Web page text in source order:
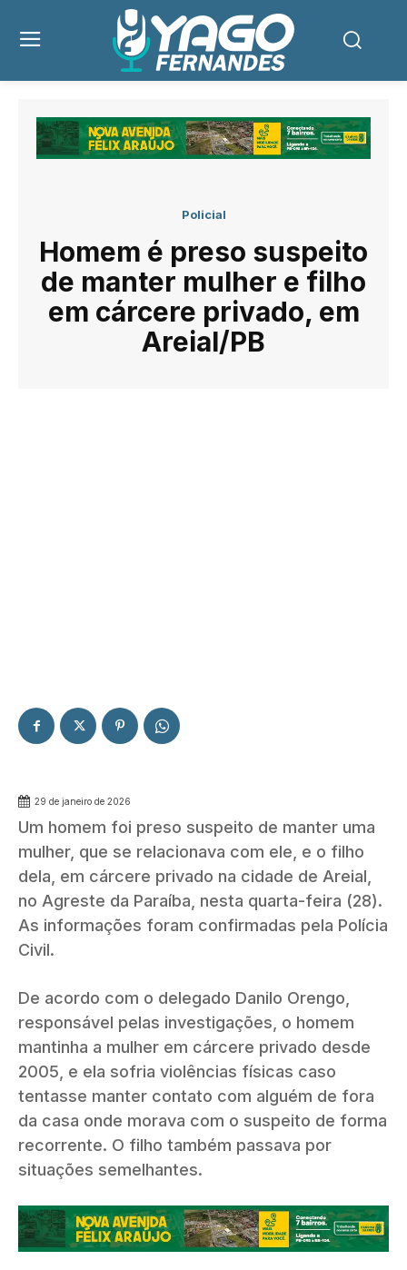
Policial
Homem é preso suspeito
de manter mulher e filho
em cárcere privado, em
Areial/PB
29 de janeiro de 2026
Um homem foi preso suspeito de manter uma
mulher, que se relacionava com ele, e o filho
dela, em cárcere privado na cidade de Areial,
no Agreste da Paraíba, nesta quarta-feira (28).
As informações foram confirmadas pela Polícia
Civil.
De acordo com o delegado Danilo Orengo,
responsável pelas investigações, o homem
mantinha a mulher em cárcere privado desde
2005, e ela sofria violências físicas caso
tentasse manter contato com alguém de fora
da casa onde morava com o suspeito de forma
recorrente. O filho também passava por
situações semelhantes.